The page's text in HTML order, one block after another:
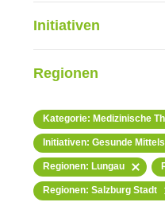
Initiativen
Regionen
Kategorie: Medizinische
Initiativen: Gesunde
Regionen: Lungau
Regionen: Salzburg Stadt